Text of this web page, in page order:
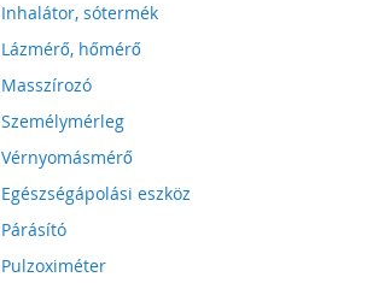
Inhalátor, sótermék
Lázmérő, hőmérő
Masszírozó
Személymérleg
Vérnyomásmérő
Egészségápolási eszköz
Párásító
Pulzoximéter